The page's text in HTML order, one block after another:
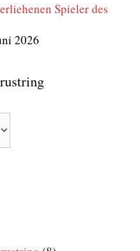
Spieler des
2026